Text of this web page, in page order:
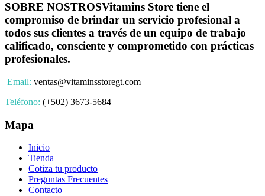
SOBRE NOSTROSVitamins Store tiene el
compromiso de brindar un servicio profesional a
todos sus clientes a través de un equipo de trabajo
calificado, consciente y comprometido con prácticas
profesionales.
Email: ventas@vitaminsstoregt.com
Teléfono: (+502) 3673-5684
Mapa
Inicio
Tienda
Cotiza tu producto
Preguntas Frecuentes
Contacto